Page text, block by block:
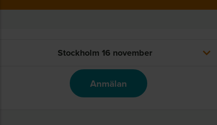
Stockholm
16 november
Stockholm 16 november
Anmälan